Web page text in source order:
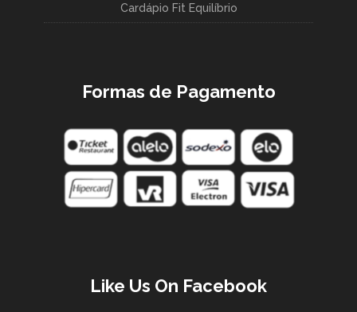
Cardápio Fit Equilíbrio
Formas de Pagamento
Like Us On Facebook